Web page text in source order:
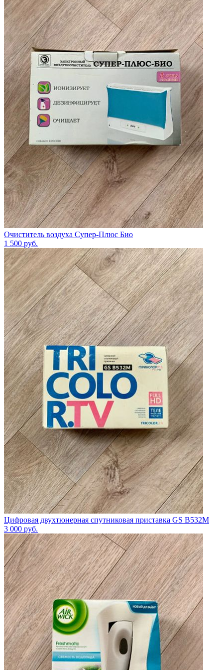
Очиститель воздуха Супер-Плюс Био
1 500 руб.
Цифровая двухтюнерная спутниковая приставка GS B532М
3 000 руб.